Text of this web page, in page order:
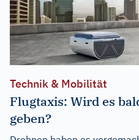
Technik & Mobilität
Flugtaxis: Wird es
geben?